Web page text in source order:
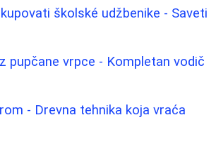
školské udžbenike - Saveti
pupčane vrpce - Kompletan vodič
- Drevna tehnika koja vraća